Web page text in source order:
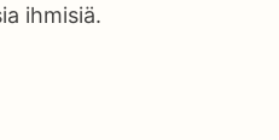
ihmisiä.